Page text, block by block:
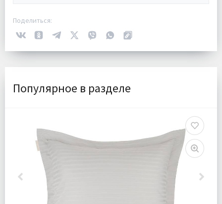
Поделиться:
Популярное в разделе